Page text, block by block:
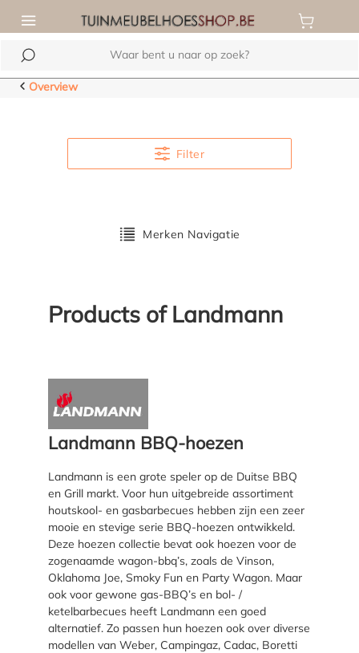
hoofdinhoud
Overview
Filter
Merken Navigatie
Products of Landmann
Landmann BBQ-hoezen
Landmann is een grote speler op de Duitse BBQ
en Grill markt. Voor hun uitgebreide assortiment
houtskool- en gasbarbecues hebben zijn een zeer
mooie en stevige serie BBQ-hoezen ontwikkeld.
Deze hoezen collectie bevat ook hoezen voor de
zogenaamde wagon-bbq’s, zoals de Vinson,
Oklahoma Joe, Smoky Fun en Party Wagon. Maar
ook voor gewone gas-BBQ’s en bol- /
ketelbarbecues heeft Landmann een goed
alternatief. Zo passen hun hoezen ook over diverse
modellen van Weber, Campingaz, Cadac, Boretti